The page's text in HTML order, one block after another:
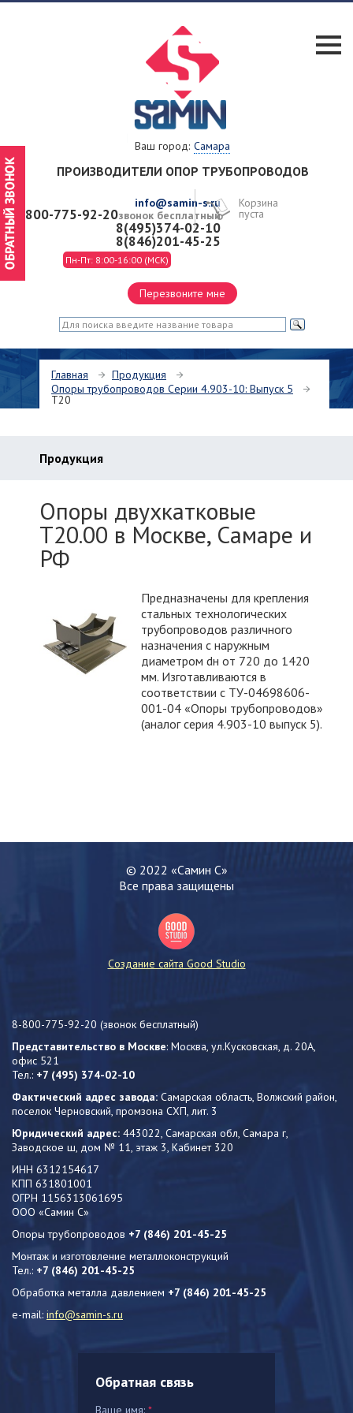
Ваш город: Самара
ПРОИЗВОДИТЕЛИ ОПОР ТРУБОПРОВОДОВ
info@samin-s.ru
8-800-775-92-20звонок бесплатный
8(495)374-02-10
8(846)201-45-25
Пн-Пт: 8:00-16:00 (МСК)
Корзина
пуста
Перезвоните мне
Главная
Продукция
Опоры трубопроводов Серии 4.903-10: Выпуск 5
Т20
Опоры двухкатковые
Т20.00 в Москве, Самаре и
РФ
Предназначены для крепления
стальных технологических
трубопроводов различного
назначения с наружным
диаметром dн от 720 до 1420
мм. Изготавливаются в
соответствии с ТУ-04698606-
001-04 «Опоры трубопроводов»
(аналог серия 4.903-10 выпуск 5).
Продукция
© 2022 «Самин С»
Все права защищены
Создание сайта Good Studio
8-800-775-92-20 (звонок бесплатный)
Представительство в Москве: Москва, ул.Кусковская, д. 20А,
офис 521
Тел.: +7 (495) 374-02-10
Фактический адрес завода: Самарская область, Волжский район,
поселок Черновский, промзона СХП, лит. 3
Юридический адрес: 443022, Самарская обл, Самара г,
Заводское ш, дом № 11, этаж 3, Кабинет 320
ИНН 6312154617
КПП 631801001
ОГРН 1156313061695
ООО «Самин С»
Опоры трубопроводов +7 (846) 201-45-25
Монтаж и изготовление металлоконструкций
Тел.: +7 (846) 201-45-25
Обработка металла давлением +7 (846) 201-45-25
e-mail: info@samin-s.ru
Обратная связь
Ваше имя: *
Ваш телефон:*
Ваше сообщение: